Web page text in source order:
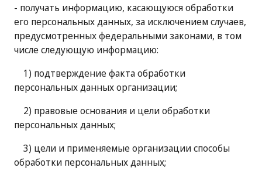
- получать информацию, касающуюся обработки
его персональных данных, за исключением случаев,
предусмотренных федеральными законами, в том
числе следующую информацию:
1) подтверждение факта обработки
персональных данных организации;
2) правовые основания и цели обработки
персональных данных;
3) цели и применяемые организации способы
обработки персональных данных;